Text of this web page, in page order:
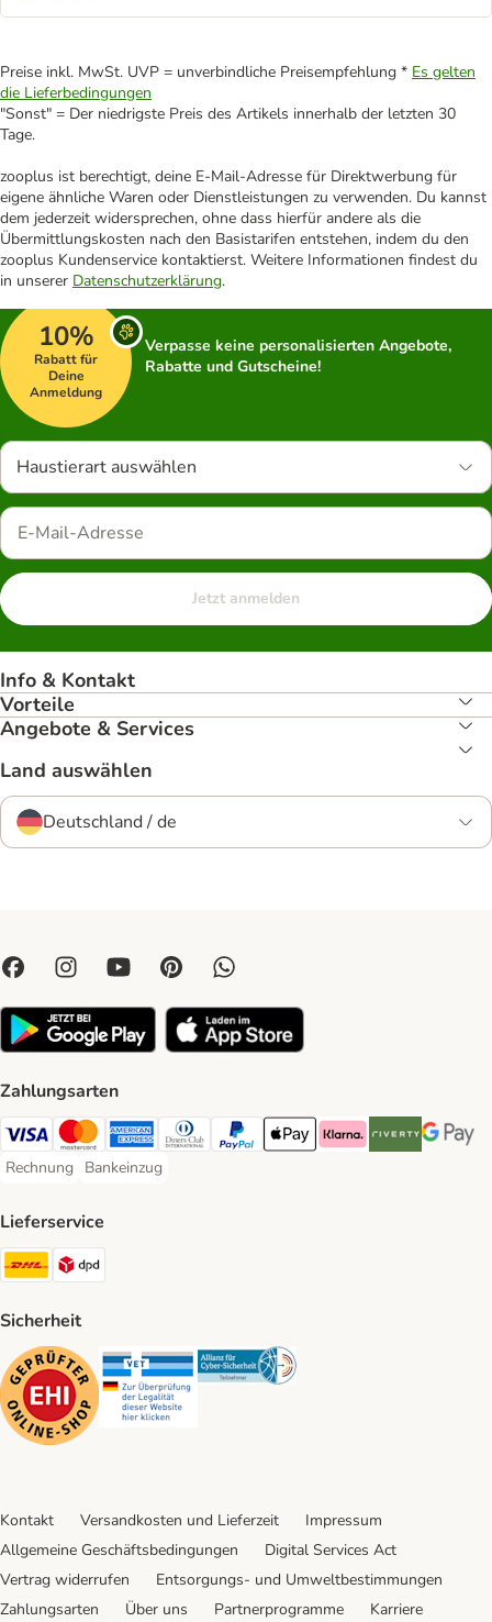
Preise inkl. MwSt. UVP = unverbindliche Preisempfehlung * Es gelten
die Lieferbedingungen
"Sonst" = Der niedrigste Preis des Artikels innerhalb der letzten 30
Tage.
zooplus ist berechtigt, deine E-Mail-Adresse für Direktwerbung für
eigene ähnliche Waren oder Dienstleistungen zu verwenden. Du kannst
dem jederzeit widersprechen, ohne dass hierfür andere als die
Übermittlungskosten nach den Basistarifen entstehen, indem du den
zooplus Kundenservice kontaktierst. Weitere Informationen findest du
in unserer Datenschutzerklärung.
10%
Rabatt für
Deine
Anmeldung
Verpasse keine personalisierten Angebote,
Rabatte und Gutscheine!
Haustierart auswählen
Jetzt anmelden
Info & Kontakt
Vorteile
Angebote & Services
Land auswählen
Deutschland / de
Zahlungsarten
Visa Payment Method
Mastercard Payment Method
American Express Payment Method
Diners Club Payment Method
PayPal Payment Method
Apple Pay Payment Method
Klarna Payment Method
Riverty Payment
Google
Rechnung
Rechnung Payment Method
Bankeinzug
Bankeinzug Payment Method
Lieferservice
DHL Shipping Method
Sicherheit
Security Security Security
Kontakt Versandkosten und Lieferzeit
Impressum
Allgemeine Geschäftsbedingungen
Digital Services Act
Vertrag widerrufen
Entsorgungs- und Umweltbestimmungen
Zahlungsarten
Über uns Partnerprogramme Karriere